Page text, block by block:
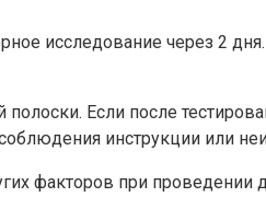
исследование через 2
Если после
инструкции или
факторов при проведении